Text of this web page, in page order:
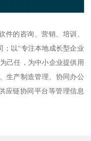
件的咨询、营销、培训、
；以“专注本地成长型企业
己任，为中小企业提供用
生产制造管理、协同办公
应链协同平台等管理信息